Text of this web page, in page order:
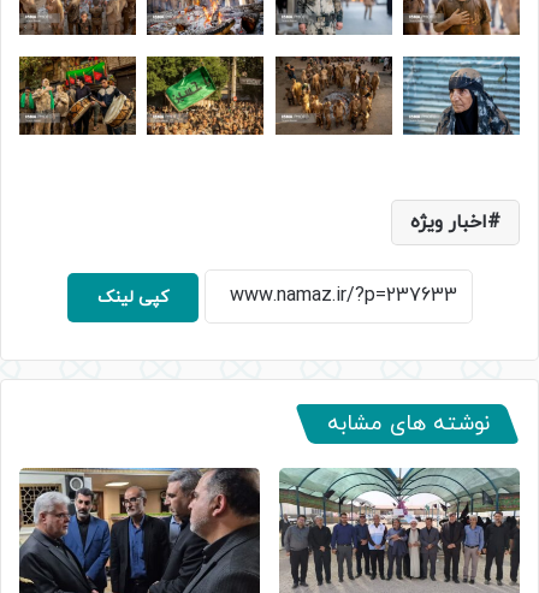
اخبار ویژه
کپی لینک
نوشته های مشابه